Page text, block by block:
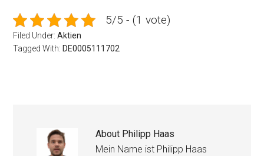
5/5 - (1 vote)
Filed Under:Aktien
Tagged With: DE0005111702
About Philipp Haas
Mein Name ist Philipp Haas